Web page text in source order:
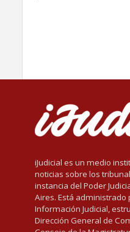
iJudicial es un medio
noticias sobre los
instancia del Poder
Aires. Está
Información Judicial,
Dirección General de